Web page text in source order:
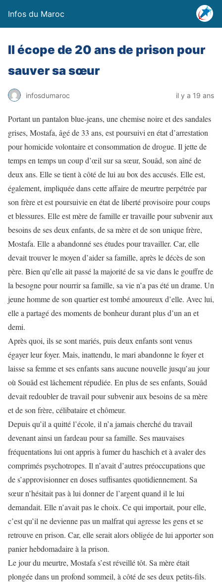
Infos du Maroc
Il écope de 20 ans de prison pour
sauver sa sœur
infosdumaroc il y a 19 ans
Portant un pantalon blue-jeans, une chemise noire et des sandales
grises, Mostafa, âgé de 33 ans, est poursuivi en état d’arrestation
pour homicide volontaire et consommation de drogue. Il jette de
temps en temps un coup d’œil sur sa sœur, Souâd, son aîné de
deux ans. Elle se tient à côté de lui au box des accusés. Elle est,
également, impliquée dans cette affaire de meurtre perpétrée par
son frère et est poursuivie en état de liberté provisoire pour coups
et blessures. Elle est mère de famille er travaille pour subvenir aux
besoins de ses deux enfants, de sa mère et de son unique frère,
Mostafa. Elle a abandonné ses études pour travailler. Car, elle
devait trouver le moyen d’aider sa famille, après le décès de son
père. Bien qu’elle ait passé la majorité de sa vie dans le gouffre de
la besogne pour nourrir sa famille, sa vie n’a pas été un drame. Un
jeune homme de son quartier est tombé amoureux d’elle. Avec lui,
elle a partagé des moments de bonheur durant plus d’un an et
demi.
Après quoi, ils se sont mariés, puis deux enfants sont venus
égayer leur foyer. Mais, inattendu, le mari abandonne le foyer et
laisse sa femme et ses enfants sans aucune nouvelle jusqu’au jour
où Souâd est lâchement répudiée. En plus de ses enfants, Souâd
devait redoubler de travail pour subvenir aux besoins de sa mère
et de son frère, célibataire et chômeur.
Depuis qu’il a quitté l’école, il n’a jamais cherché du travail
devenant ainsi un fardeau pour sa famille. Ses mauvaises
fréquentations lui ont appris à fumer du haschich et à avaler des
comprimés psychotropes. Il n’avait d’autres préoccupations que
de s’approvisionner en doses suffisantes quotidiennement. Sa
sœur n’hésitait pas à lui donner de l’argent quand il le lui
demandait. Elle n’avait pas le choix. Ce qui importait, pour elle,
c’est qu’il ne devienne pas un malfrat qui agresse les gens et se
retrouve en prison. Car, elle serait alors obligée de lui apporter son
panier hebdomadaire à la prison.
Le jour du meurtre, Mostafa s’est réveillé tôt. Sa mère était
plongée dans un profond sommeil, à côté de ses deux petits-fils.